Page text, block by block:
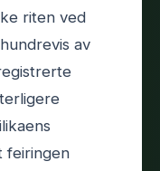
riten ved
av
feiringen